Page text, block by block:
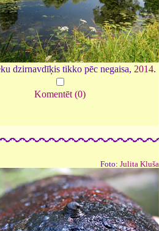
dzirnavdīķis tikko pēc negaisa, 2014.
Komentēt (0)
Foto: Julita Kluša